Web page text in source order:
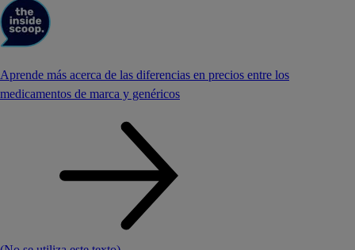
Aprende más acerca de las diferencias en precios entre los
medicamentos de marca y genéricos